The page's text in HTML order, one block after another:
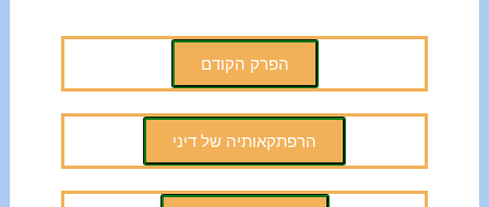
הפרק הקודם
הרפתקאותיה של דיני